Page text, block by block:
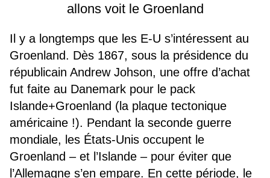
allons voit le Groenland
Il y a longtemps que les E-U s’intéressent au
Groenland. Dès 1867, sous la présidence du
républicain Andrew Johson, une offre d’achat
fut faite au Danemark pour le pack
Islande+Groenland (la plaque tectonique
américaine !). Pendant la seconde guerre
mondiale, les États-Unis occupent le
Groenland – et l’Islande – pour éviter que
l’Allemagne s’en empare. En cette période, le